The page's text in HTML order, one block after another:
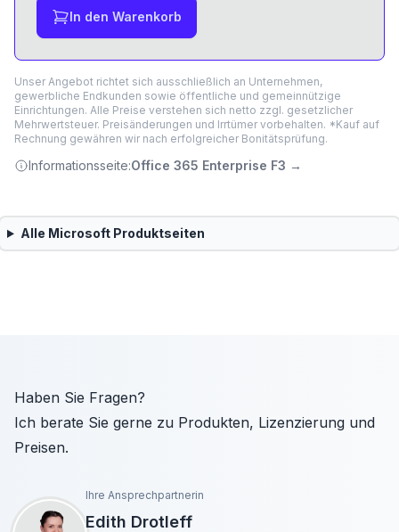
In den Warenkorb
Unser Angebot richtet sich ausschließlich an Unternehmen,
gewerbliche Endkunden sowie öffentliche und gemeinnützige
Einrichtungen. Alle Preise verstehen sich netto zzgl. gesetzlicher
Mehrwertsteuer. Preisänderungen und Irrtümer vorbehalten. *Kauf auf
Rechnung gewähren wir nach erfolgreicher Bonitätsprüfung.
Informationsseite:Office 365 Enterprise F3 →
Alle MicrosoftProduktseiten
Haben Sie Fragen?
Ich berate Sie gerne zu Produkten, Lizenzierung und
Preisen.
Ihre Ansprechpartnerin
Edith Drotleff